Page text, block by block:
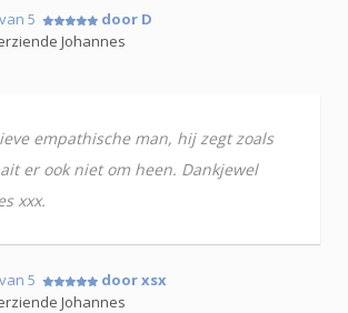
5
door D
Johannes
empathische man, hij zegt zoals
er ook niet om heen. Dankjewel
xxx.
5
door xsx
Johannes